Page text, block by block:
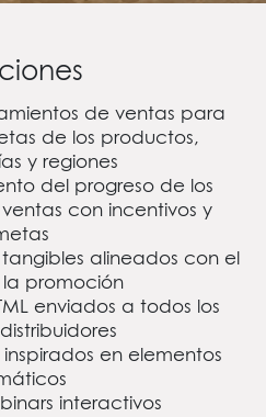
de ventas para
de los productos,
y regiones
del progreso de los
con incentivos y
alineados con el
promoción
enviados a todos los
en elementos
interactivos